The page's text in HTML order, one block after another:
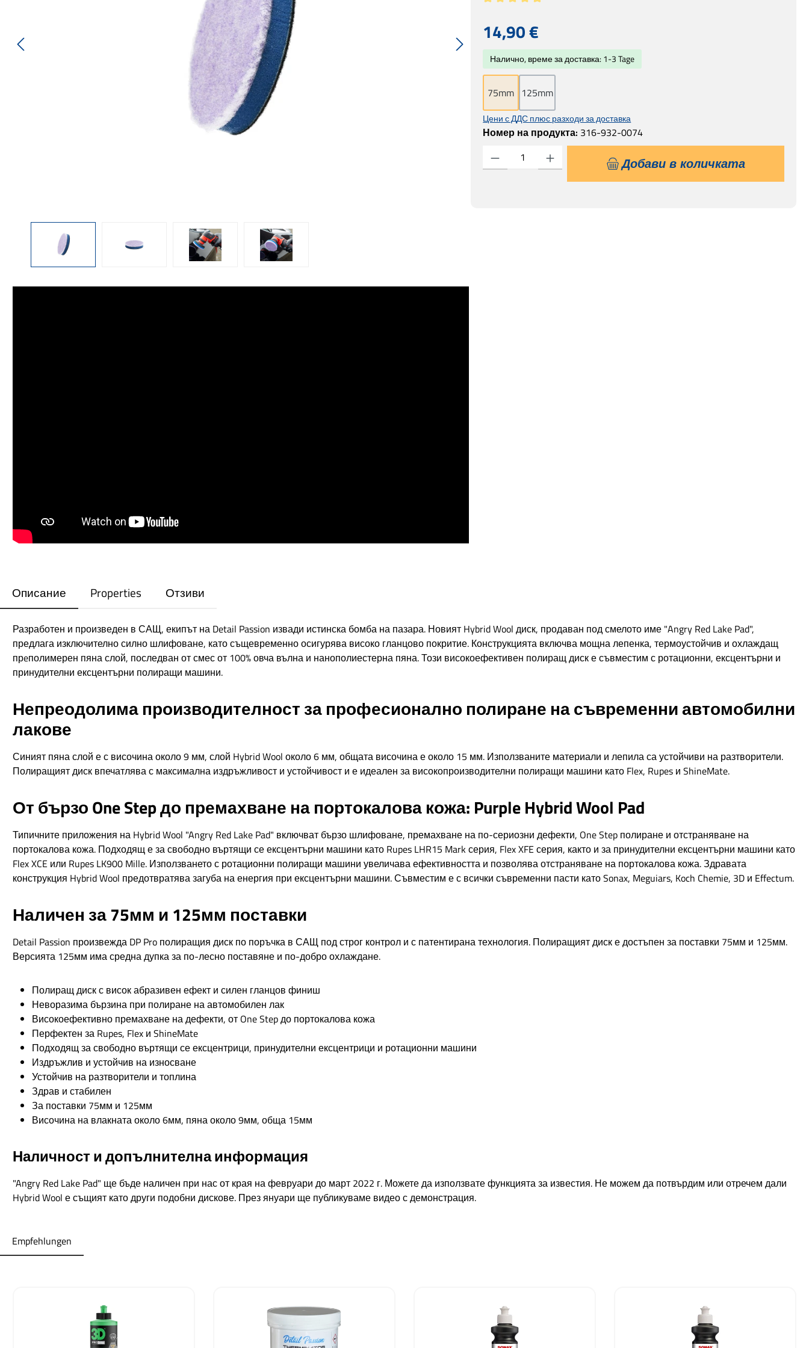
Редовна цена:
14,90 €
Цени с ДДС плюс разходи за доставка
Номер на продукта: 316-932-0074
Налично, време за доставка: 1-3 Tage
75mm 125mm
Количество на продукта: Въведете желаната сума или използвайте бутоните, за
Добави в количката
Описание Properties Отзиви
Разработен и произведен в САЩ, екипът на Detail Passion извади истинска бомба на пазара. Новият Hybrid Wool диск, продаван под смелото име "Angry Red Lake Pad",
предлага изключително силно шлифоване, като същевременно осигурява високо гланцово покритие. Конструкцията включва мощна лепенка, термоустойчив и охлаждащ
прeполимерен пяна слой, последван от смес от 100% овча вълна и нанополиестерна пяна. Този високоефективен полиращ диск е съвместим с ротационни, ексцентърни и
принудителни ексцентърни полиращи машини.
Непреодолима производителност за професионално полиране на съвременни автомобилни
лакове
Синият пяна слой е с височина около 9 мм, слой Hybrid Wool около 6 мм, общата височина е около 15 мм. Използваните материали и лепила са устойчиви на разтворители.
Полиращият диск впечатлява с максимална издръжливост и устойчивост и е идеален за високопроизводителни полиращи машини като Flex, Rupes и ShineMate.
От бързо One Step до премахване на портокалова кожа: Purple Hybrid Wool Pad
Типичните приложения на Hybrid Wool "Angry Red Lake Pad" включват бързо шлифоване, премахване на по-сериозни дефекти, One Step полиране и отстраняване на
портокалова кожа. Подходящ е за свободно въртящи се ексцентърни машини като Rupes LHR15 Mark серия, Flex XFE серия, както и за принудителни ексцентърни машини като
Flex XCE или Rupes LK900 Mille. Използването с ротационни полиращи машини увеличава ефективността и позволява отстраняване на портокалова кожа. Здравата
конструкция Hybrid Wool предотвратява загуба на енергия при ексцентърни машини. Съвместим е с всички съвременни пасти като Sonax, Meguiars, Koch Chemie, 3D и Effectum.
Наличен за 75мм и 125мм поставки
Detail Passion произвежда DP Pro полиращия диск по поръчка в САЩ под строг контрол и с патентирана технология. Полиращият диск е достъпен за поставки 75мм и 125мм.
Версията 125мм има средна дупка за по-лесно поставяне и по-добро охлаждане.
Полиращ диск с висок абразивен ефект и силен гланцов финиш
Неворазима бързина при полиране на автомобилен лак
Високоефективно премахване на дефекти, от One Step до портокалова кожа
Перфектен за Rupes, Flex и ShineMate
Подходящ за свободно въртящи се ексцентрици, принудителни ексцентрици и ротационни машини
Издръжлив и устойчив на износване
Устойчив на разтворители и топлина
Здрав и стабилен
За поставки 75мм и 125мм
Височина на влакната около 6мм, пяна около 9мм, обща 15мм
Наличност и допълнителна информация
"Angry Red Lake Pad" ще бъде наличен при нас от края на февруари до март 2022 г. Можете да използвате функцията за известия. Не можем да потвърдим или отречем дали
Hybrid Wool е същият като други подобни дискове. През януари ще публикуваме видео с демонстрация.
Empfehlungen